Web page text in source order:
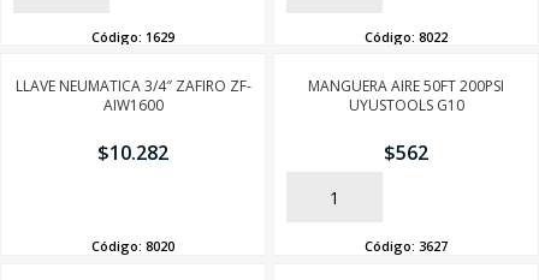
Código: 1629 Código: 8022
LLAVE NEUMATICA 3/4″ ZAFIRO ZF-
AIW1600
$10.282
Código: 8020
MANGUERA AIRE 50FT 200PSI
UYUSTOOLS G10
$562
AÑADIR
Código: 3627